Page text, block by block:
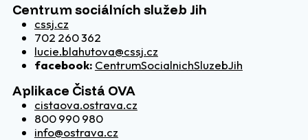
Centrum sociálních služeb Jih
cssj.cz
702 260 362
lucie.blahutova@cssj.cz
facebook: CentrumSocialnichSluzebJih
Aplikace Čistá OVA
cistaova.ostrava.cz
800 990 980
info@ostrava.cz